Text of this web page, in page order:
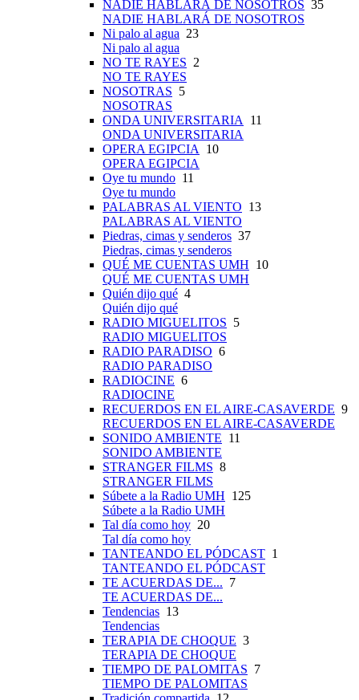
NADIE HABLARÁ DE NOSOTROS 35
NADIE HABLARÁ DE NOSOTROS
Ni palo al agua 23
Ni palo al agua
NO TE RAYES 2
NO TE RAYES
NOSOTRAS 5
NOSOTRAS
ONDA UNIVERSITARIA
11
ONDA UNIVERSITARIA
OPERA EGIPCIA
10
OPERA EGIPCIA
Oye tu mundo 11
Oye tu mundo
PALABRAS AL VIENTO 13
PALABRAS AL VIENTO
Piedras, cimas y senderos 37
Piedras, cimas y senderos
QUÉ ME CUENTAS UMH 10
QUÉ ME CUENTAS UMH
Quién dijo qué 4
Quién dijo qué
RADIO MIGUELITOS 5
RADIO MIGUELITOS
RADIO PARADISO 6
RADIO PARADISO
RADIOCINE 6
RADIOCINE
RECUERDOS EN EL AIRE-CASAVERDE 9
RECUERDOS EN EL AIRE-CASAVERDE
SONIDO AMBIENTE 11
SONIDO AMBIENTE
STRANGER FILMS 8
STRANGER FILMS
Súbete a la Radio UMH 125
Súbete a la Radio UMH
Tal día como hoy 20
Tal día como hoy
TANTEANDO EL PÓDCAST 1
TANTEANDO EL PÓDCAST
TE ACUERDAS DE... 7
TE ACUERDAS DE...
Tendencias 13
Tendencias
TERAPIA DE CHOQUE 3
TERAPIA DE CHOQUE
TIEMPO DE PALOMITAS 7
TIEMPO DE PALOMITAS